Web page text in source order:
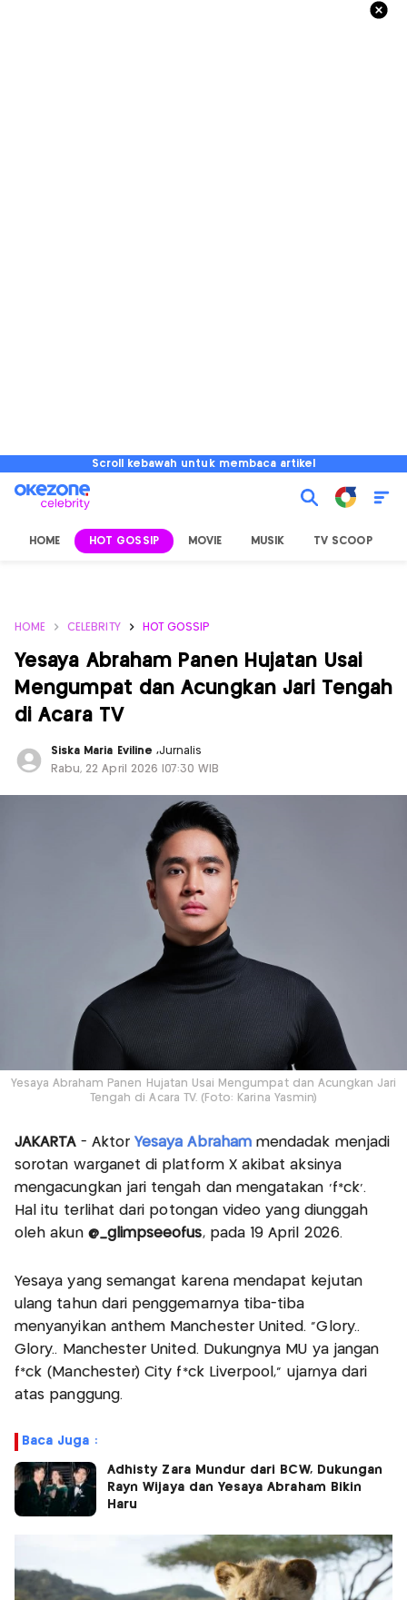
Scroll kebawah untuk membaca artikel
HOME HOT GOSSIP MOVIE MUSIK TV SCOOP
HOME CELEBRITY HOT GOSSIP
Yesaya Abraham Panen Hujatan Usai
Mengumpat dan Acungkan Jari Tengah
di Acara TV
Siska Maria Eviline ,Jurnalis
Rabu, 22 April 2026 |07:30 WIB
Yesaya Abraham Panen Hujatan Usai Mengumpat dan Acungkan Jari
Tengah di Acara TV. (Foto: Karina Yasmin)
JAKARTA- AktorYesaya Abrahammendadak menjadi
sorotan warganet di platform X akibat aksinya
mengacungkan jari tengah dan mengatakan ‘f*ck’.
Hal itu terlihat dari potongan video yang diunggah
oleh akun @_glimpseeofus, pada 19 April 2026.
Yesaya yang semangat karena mendapat kejutan
ulang tahun dari penggemarnya tiba-tiba
menyanyikan anthem Manchester United. “Glory..
Glory.. Manchester United. Dukungnya MU ya jangan
f*ck (Manchester) City f*ck Liverpool,” ujarnya dari
atas panggung.
Baca Juga :
Adhisty Zara Mundur dari BCW, Dukungan
Rayn Wijaya dan Yesaya Abraham Bikin
Haru